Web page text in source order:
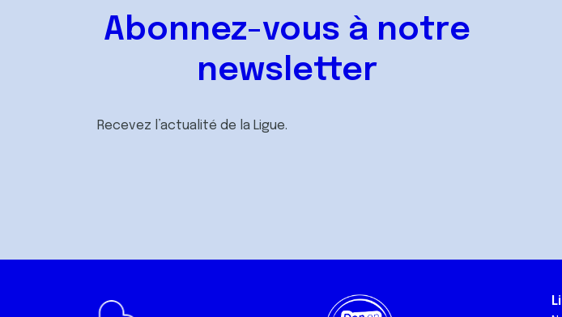
Abonnez-vous à notre
newsletter
Recevez l’actualité de la Ligue.